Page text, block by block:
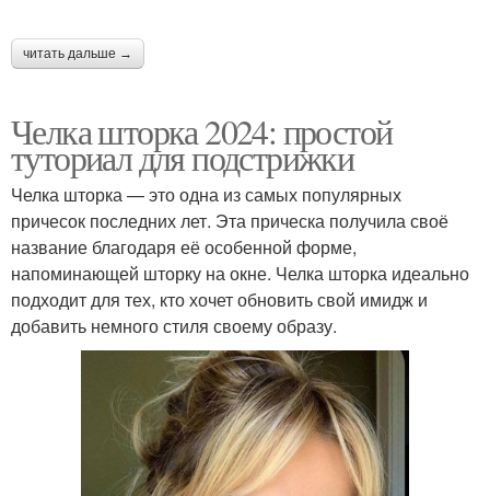
Диагональное каре Длины с челкой
Челка на бок Кудрявая челка
Средний челка Волос с челкой
читать дальше →
Челка шторка 2024: простой
туториал для подстрижки
Челка шторка — это одна из самых популярных
причесок последних лет. Эта прическа получила своё
название благодаря её особенной форме,
напоминающей шторку на окне. Челка шторка идеально
подходит для тех, кто хочет обновить свой имидж и
добавить немного стиля своему образу.